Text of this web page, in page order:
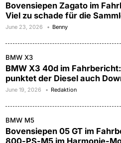
Bovensiepen Zagato im
Viel zu schade für die
June 23, 2026 Benny
BMW X3
BMW X3 40d im
punktet der Diesel auch
June 19, 2026 Redaktion
BMW M5
Bovensiepen 05 GT im